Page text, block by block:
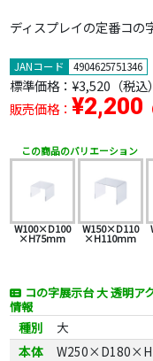
ディスプレイの定番コの
JANコード 4904625751346
標準価格： ¥3,520 （税込）
販売価格： ¥2,200
この商品のバリエーション
W100×D100
×H75mm
W150×D110
×H110mm
コの字展示台 大 透明
情報
種別
大
本体